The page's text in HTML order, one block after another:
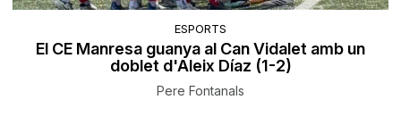
ESPORTS
El CE Manresa guanya al Can Vidalet amb un
doblet d'Aleix Díaz (1-2)
Pere Fontanals